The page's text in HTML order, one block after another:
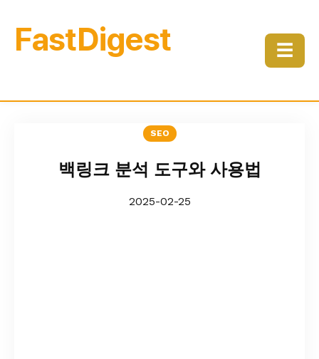
FastDigest ☰
SEO
백링크 분석 도구와 사용법
2025-02-25